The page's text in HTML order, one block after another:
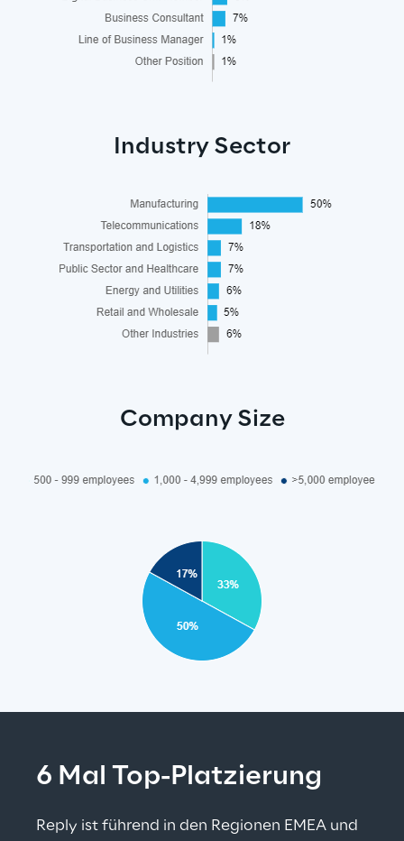
Industry Sector
Company Size
6 Mal Top-Platzierung
Reply ist führend in den Regionen EMEA und